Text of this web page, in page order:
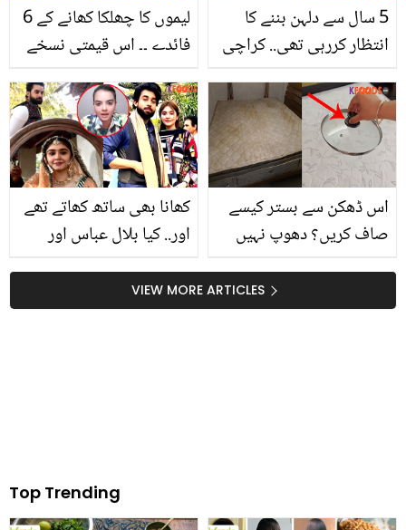
لیموں کا چھلکا کھانے کے 6
فائدے ۔۔ اس قیمتی نسخے
سکتے ہیں
5 سال سے دلہن بننے کا
انتظار کررہی تھی.. کراچی
بھارت جا پہنچی! ہونے والے
سسر کی بارڈر پر رقص کی
دلچسپ ویڈیو
کھانا بھی ساتھ کھاتے تھے
اور.. کیا بلال عباس اور
نکاح کر لیا ہے؟ یوٹیوبر کا
چونکا دینے والا دعویٰ
اس ڈھکن سے بستر کیسے
صاف کریں؟ دھوپ نہیں
بستر صاف کریں اور کیڑے
مکوڑوں سے نجات پائیں
VIEW MORE ARTICLES
Top Trending